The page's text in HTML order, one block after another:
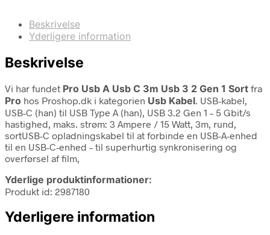
Beskrivelse
Yderligere information
Beskrivelse
Vi har fundet Pro Usb A Usb C 3m Usb 3 2 Gen 1 Sort fra
Pro hos Proshop.dk i kategorien Usb Kabel. USB-kabel,
USB-C (han) til USB Type A (han), USB 3.2 Gen 1 – 5 Gbit/s
hastighed, maks. strøm: 3 Ampere / 15 Watt, 3m, rund,
sortUSB-C opladningskabel til at forbinde en USB-A-enhed
til en USB-C-enhed – til superhurtig synkronisering og
overførsel af film,
Yderlige produktinformationer:
Produkt id: 2987180
Yderligere information